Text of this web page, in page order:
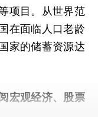
项目。从世界范
在面临人口老龄
家的储蓄资源达
宏观经济、股票